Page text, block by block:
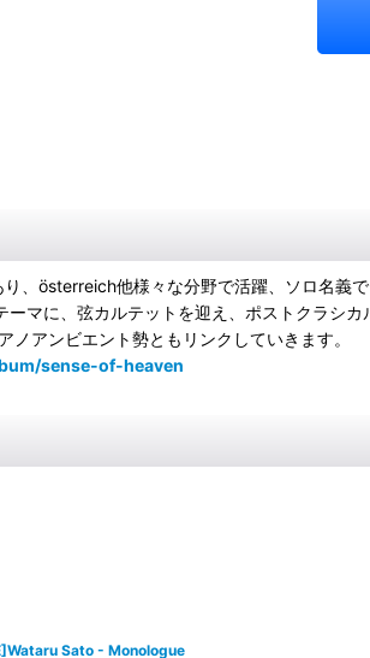
、österreich他様々な分野で活躍、ソロ名義
ーマに、弦カルテットを迎え、ポストクラシ
アンビエント勢ともリンクしていきます。
sense-of-heaven
Sato - Monologue